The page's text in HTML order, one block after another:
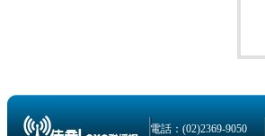
電話：(02)2369-9050